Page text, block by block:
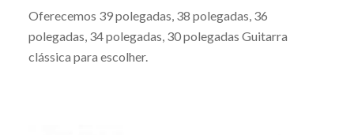
Oferecemos 39 polegadas, 38 polegadas, 36
polegadas, 34 polegadas, 30 polegadas Guitarra
clássica para escolher.